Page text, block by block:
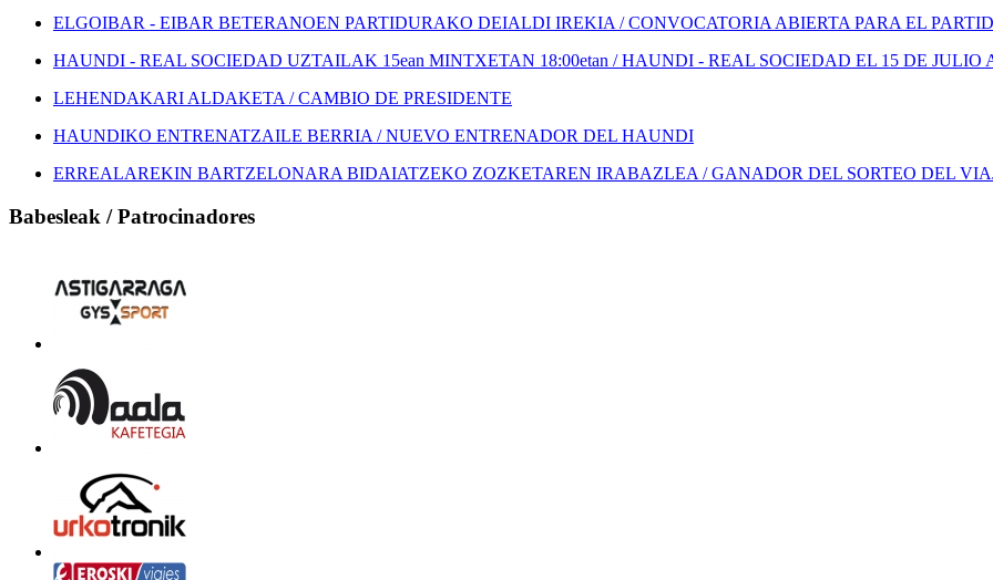
ELGOIBAR - EIBAR BETERANOEN PARTIDURAKO DEIALDI IREKIA / CONVOCATORIA ABIERTA PARA EL
HAUNDI - REAL SOCIEDAD UZTAILAK 15ean MINTXETAN 18:00etan / HAUNDI - REAL SOCIEDAD EL 15 DE JULIO
LEHENDAKARI ALDAKETA / CAMBIO DE PRESIDENTE
HAUNDIKO ENTRENATZAILE BERRIA / NUEVO ENTRENADOR DEL HAUNDI
ERREALAREKIN BARTZELONARA BIDAIATZEKO ZOZKETAREN IRABAZLEA / GANADOR DEL SORTEO DEL
Babesleak / Patrocinadores